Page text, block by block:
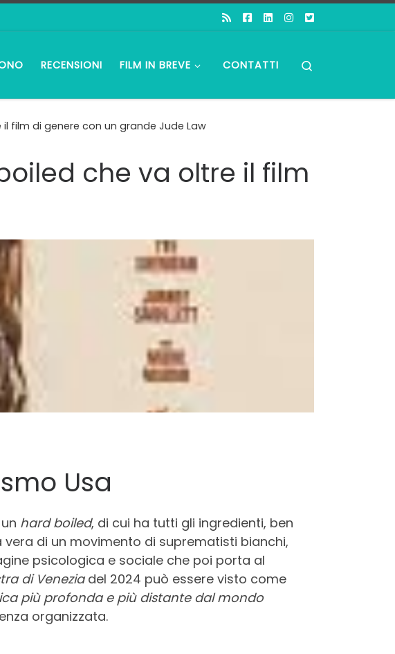
RECENSIONI FILM IN BREVE CONTATTI
film di genere con un grande Jude Law
che va oltre il film
Usa
hard boiled, di cui ha tutti gli ingredienti, ben
di un movimento di suprematisti bianchi,
psicologica e sociale che poi porta al
di Veneziadel 2024 può essere visto come
più profonda e più distante dal mondo
organizzata.